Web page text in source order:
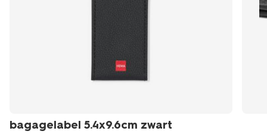
bagagelabel 5.4x9.6cm zwart